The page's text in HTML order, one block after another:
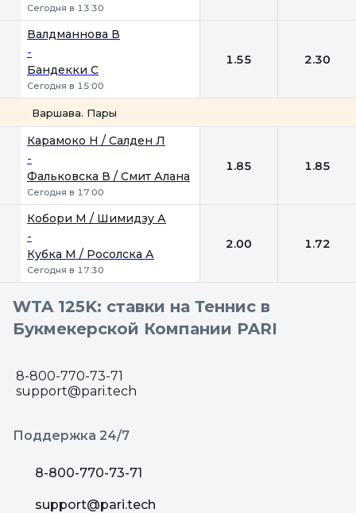
Сегодня в 13:30
Валдманнова В
-
Бандекки С
Сегодня в 15:00
1.55 2.30
Варшава. Пары
Карамоко Н / Салден Л
-
Фальковска В / Смит Алана
Сегодня в 17:00
1.85 1.85
Кобори М / Шимидзу А
-
Кубка М / Росолска А
Сегодня в 17:30
2.00 1.72
WTA 125K: ставки на Теннис в
Букмекерской Компании PARI
8-800-770-73-71
support@pari.tech
Поддержка 24/7
8-800-770-73-71
support@pari.tech